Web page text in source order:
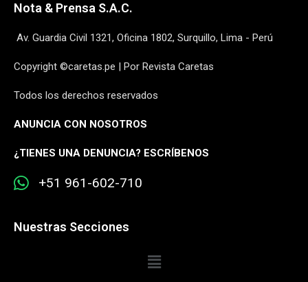
Nota & Prensa S.A.C.
Av. Guardia Civil 1321, Oficina 1802, Surquillo, Lima - Perú
Copyright ©caretas.pe | Por Revista Caretas
Todos los derechos reservados
ANUNCIA CON NOSOTROS
¿TIENES UNA DENUNCIA? ESCRÍBENOS
+51 961-602-710
Nuestras Secciones